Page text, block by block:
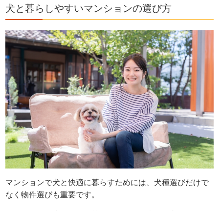
犬と暮らしやすいマンションの選び方
マンションで犬と快適に暮らすためには、犬種選びだけで
なく物件選びも重要です。